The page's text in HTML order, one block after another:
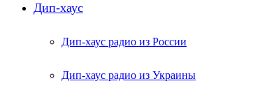
Дип-хаус
Дип-хаус радио из России
Дип-хаус радио из Украины